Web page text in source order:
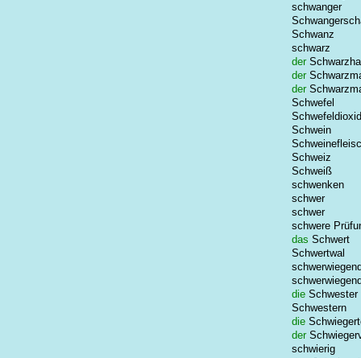
schwanger
Schwanz
schwarz
der
der
der
Schwefel
Schwefeldioxid
Schwein
Schweiz
Schweiß
schwenken
schwer
schwer
schwere
das Schwert
Schwertwal
die Schwester
Schwestern
die
der
schwierig